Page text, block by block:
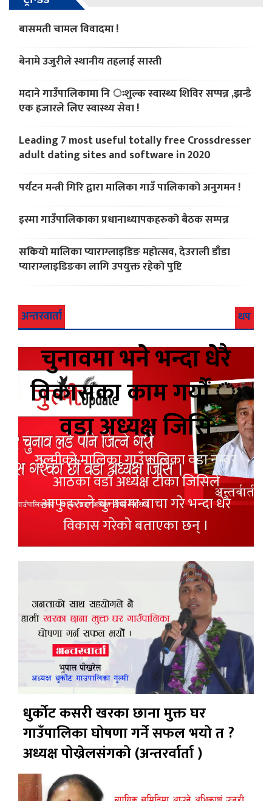
बासमती चामल विवादमा !
बेनामे उजुरीले स्थानीय तहलाई सास्ती
मदाने गाउँपालिकामा नि ःशुल्क स्वास्थ्य शिविर सप्पन्न ,झन्डै
एक हजारले लिए स्वास्थ्य सेवा !
Leading 7 most useful totally free Crossdresser
adult dating sites and software in 2020
पर्यटन मन्त्री गिरि द्वारा मालिका गाउँ पालिकाको अनुगमन !
इस्मा गाउँपालिकाका प्रधानाध्यापकहरुको बैठक सम्पन्न
सकियो मालिका प्याराग्लाइडिङ महोत्सव, देउराली डाँडा
प्याराग्लाइडिङका लागि उपयुक्त रहेको पुष्टि
अन्तरवार्ता थप
चुनावमा भने भन्दा धेरै
विकासका काम गर्यौं ः
वडा अध्यक्ष जिसि
गुल्मीको मालिका गाउँपालिका वडा नम्वर
आठका वडा अध्यक्ष टीका जिसिले
आफुहरुले चुनावमा बाचा गरे भन्दा धेरै
विकास गरेको बताएका छन् ।
धुर्कोट कसरी खरका छाना मुक्त घर
गाउँपालिका घोषणा गर्ने सफल भयो त ?
अध्यक्ष पोख्रेलसंगको (अन्तरर्वार्ता )